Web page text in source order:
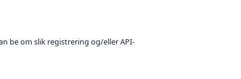
be om slik registrering og/eller API-